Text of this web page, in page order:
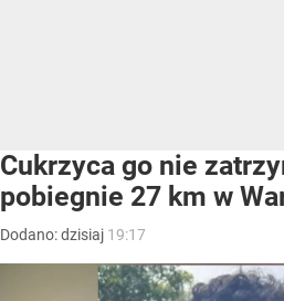
Cukrzyca go nie
pobiegnie 27 km w
Dodano:dzisiaj 19:17